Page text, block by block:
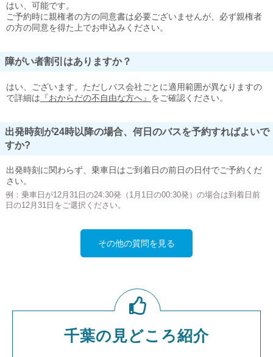
はい、可能です。
ご予約時に親権者の方の同意書は必要ございませんが、必ず親権者
の方の同意を得た上でお申込みください。
障がい者割引はありますか？
はい、ございます。ただしバス会社ごとに適用範囲が異なりますの
で詳細は 『おからだの不自由な方へ』 をご確認ください。
出発時刻が24時以降の場合、何日のバスを予約すればよいで
すか?
出発時刻に関わらず、乗車日はご到着日の前日の日付でご予約くだ
さい。
例：乗車日が12月31日の24:30発（1月1日の00:30発）の場合は到着日前
日の12月31日をご選択ください。
その他の質問を見る
千葉の見どころ紹介